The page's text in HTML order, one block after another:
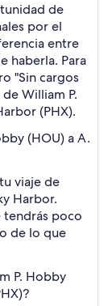
de
por el
entre
haberla. Para
"Sin cargos
William P.
(PHX).
(HOU) a A.
viaje de
Harbor.
tendrás poco
de lo que
P. Hobby